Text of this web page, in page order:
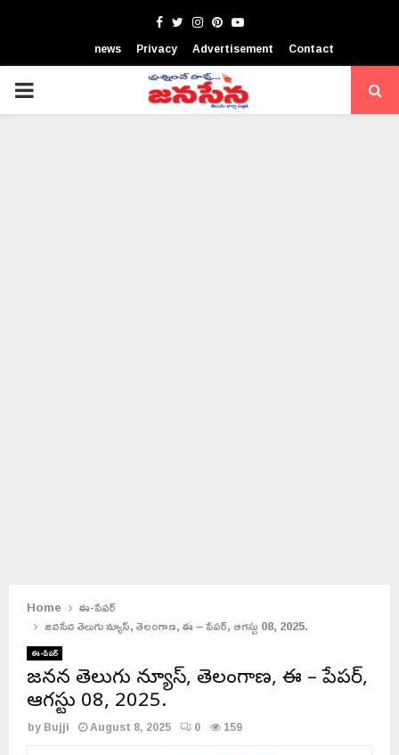
Facebook
TwitterInstagram
Pinterest
Youtube
news Privacy Advertisement Contact
PRIMARY
Home
ఈ-పేపర్
జనసేన తెలుగు న్యూస్, తెలంగాణ, ఈ – పేపర్, ఆగస్టు 08, 2025.
ఈ-పేపర్
జనసేన తెలుగు న్యూస్, తెలంగాణ, ఈ – పేపర్,
ఆగస్టు 08, 2025.
byBujji August 8, 2025 0 159